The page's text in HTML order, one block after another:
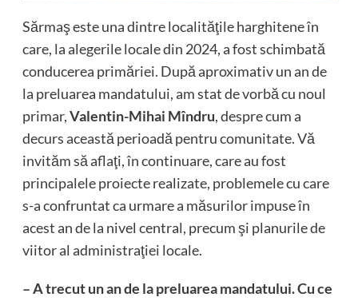
Sărmaş este una dintre localităţile harghitene în
care, la alegerile locale din 2024, a fost schimbată
conducerea primăriei. După aproximativ un an de
la preluarea mandatului, am stat de vorbă cu noul
primar,Valentin-Mihai Mîndru, despre cum a
decurs această perioadă pentru comunitate. Vă
invităm să aflaţi, în continuare, care au fost
principalele proiecte realizate, problemele cu care
s-a confruntat ca urmare a măsurilor impuse în
acest an de la nivel central, precum şi planurile de
viitor al administraţiei locale.
– A trecut un an de la preluarea mandatului. Cu ce